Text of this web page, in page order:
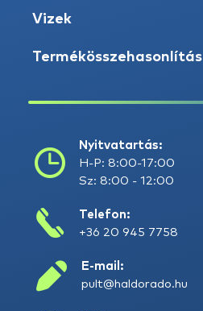
Vizek
Termékösszehasonlítás
Nyitvatartás:
H-P: 8:00-17:00
Sz: 8:00 - 12:00
Telefon:
+36 20 945 7758
E-mail:
pult@haldorado.hu